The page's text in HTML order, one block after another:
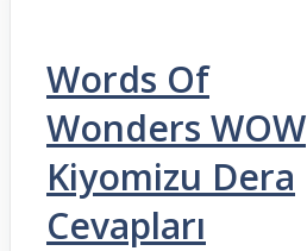
Words Of
Wonders WOW
Kiyomizu Dera
Cevapları